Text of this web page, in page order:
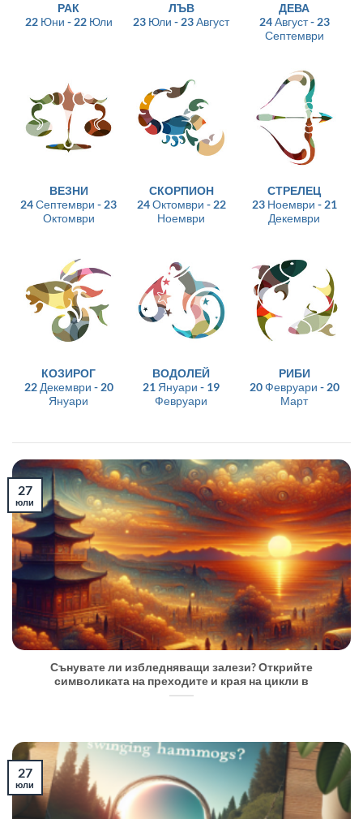
РАК
22 Юни - 22 Юли
ЛЪВ
23 Юли - 23 Август
ДЕВА
24 Август - 23
Септември
ВЕЗНИ
24 Септември - 23
Октомври
СКОРПИОН
24 Октомври - 22
Ноември
СТРЕЛЕЦ
23 Ноември - 21
Декември
КОЗИРОГ
22 Декември - 20
Януари
ВОДОЛЕЙ
21 Януари - 19
Февруари
РИБИ
20 Февруари - 20
Март
Сънувате ли избледняващи залези? Открийте
символиката на преходите и края на цикли в
27
юли
27
юли